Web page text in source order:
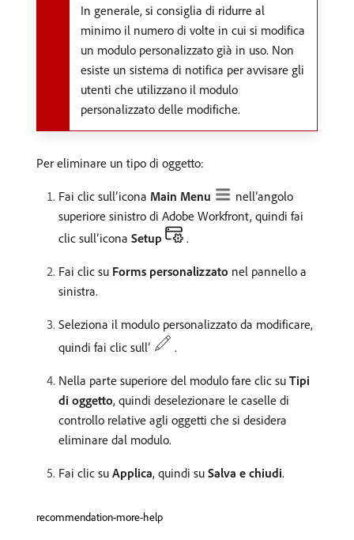
In generale, si consiglia di ridurre al
minimo il numero di volte in cui si modifica
un modulo personalizzato già in uso. Non
esiste un sistema di notifica per avvisare gli
utenti che utilizzano il modulo
personalizzato delle modifiche.
Per eliminare un tipo di oggetto:
Fai clic sull’icona Main Menu
nell’angolo
superiore sinistro di Adobe Workfront, quindi fai
clic sull’icona Setup .
Fai clic su Forms personalizzato nel pannello a
sinistra.
Seleziona il modulo personalizzato da modificare,
quindi fai clic sull’
.
Nella parte superiore del modulo fare clic su Tipi
di oggetto, quindi deselezionare le caselle di
controllo relative agli oggetti che si desidera
eliminare dal modulo.
Fai clic su Applica, quindi su Salva e chiudi.
recommendation-more-help